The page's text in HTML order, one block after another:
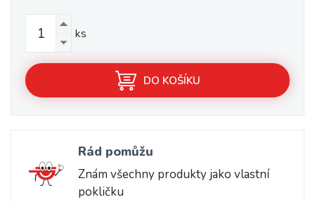
ks
DO KOŠÍKU
Rád pomůžu
Znám všechny produkty jako vlastní
pokličku